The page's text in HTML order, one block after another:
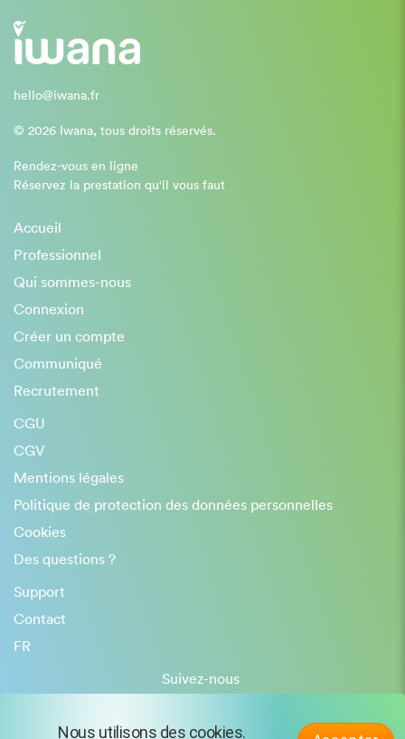
hello@iwana.fr
© 2026 Iwana, tous droits réservés.
Rendez-vous en ligne
Réservez la prestation qu'il vous faut
Accueil
Professionnel
Qui sommes-nous
Connexion
Créer un compte
Communiqué
Recrutement
CGU
CGV
Mentions légales
Politique de protection des données personnelles
Cookies
Des questions ?
Support
Contact
FR
Suivez-nous
Nous utilisons des cookies.